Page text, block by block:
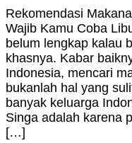
Rekomendasi
Wajib Kamu Coba
belum lengkap kalau
khasnya. Kabar
Indonesia, mencari
bukanlah hal yang
banyak keluarga
Singa adalah karena
[…]